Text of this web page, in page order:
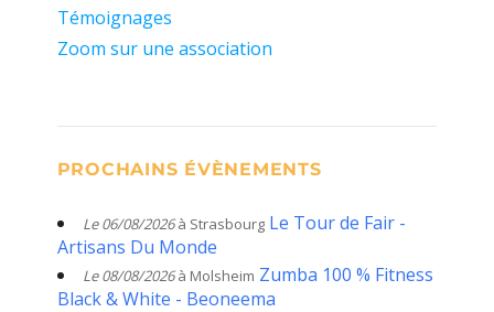
Témoignages
Zoom sur une association
PROCHAINS ÉVÈNEMENTS
Le 06/08/2026à Strasbourg Le Tour de Fair -
Artisans Du Monde
Le 08/08/2026à Molsheim Zumba 100 % Fitness
Black & White - Beoneema